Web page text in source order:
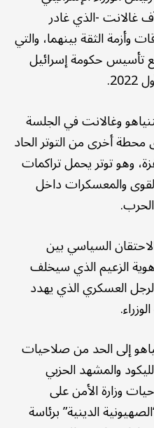
غالانت -الذي غادر
وأزمة الثقة بينهما، والتي
تأسيس حكومة إسرائيل
وغالانت في الجلسة
أخرى من التوتر الحاد
وهو توتر يحمل تراكمات
والمعسكرات داخل
السياسي بين
الزعيم الذي سيخلف
العسكري الذي يهدد
إلى الحد من صلاحيات
والمشهد الحزبي
وزارة الأمن على
الدينية” برئاسة